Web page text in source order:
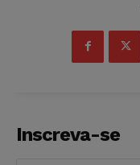
Inscreva-se